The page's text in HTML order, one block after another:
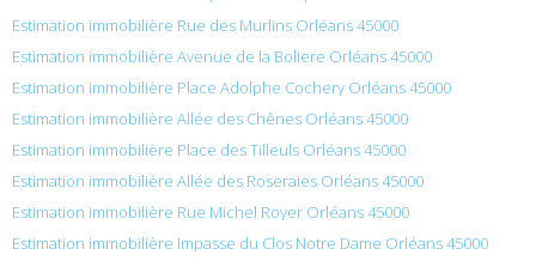
Estimation immobilière Rue des Murlins Orléans 45000
Estimation immobilière Avenue de la Boliere Orléans 45000
Estimation immobilière Place Adolphe Cochery Orléans 45000
Estimation immobilière Allée des Chênes Orléans 45000
Estimation immobilière Place des Tilleuls Orléans 45000
Estimation immobilière Allée des Roseraies Orléans 45000
Estimation immobilière Rue Michel Royer Orléans 45000
Estimation immobilière Impasse du Clos Notre Dame Orléans 45000